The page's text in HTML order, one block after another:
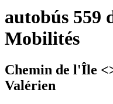
autobús 559
Mobilités
Chemin de l'Île
Valérien